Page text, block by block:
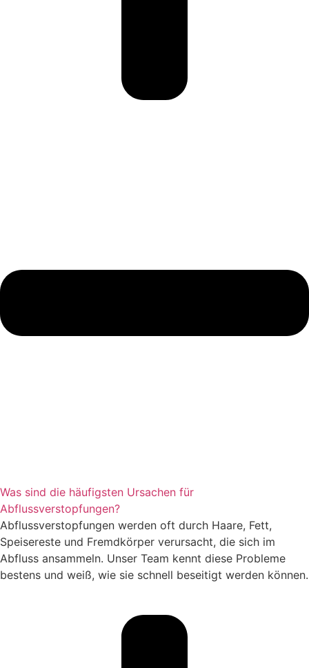
Was sind die häufigsten Ursachen für
Abflussverstopfungen?​
Abflussverstopfungen werden oft durch Haare, Fett,
Speisereste und Fremdkörper verursacht, die sich im
Abfluss ansammeln. Unser Team kennt diese Probleme
bestens und weiß, wie sie schnell beseitigt werden können.